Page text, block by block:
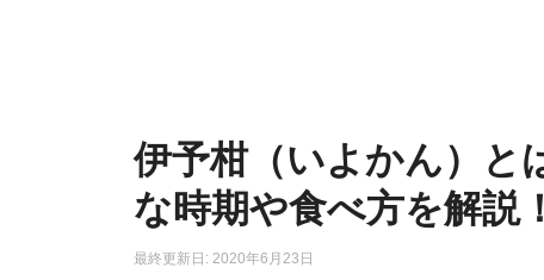
伊予柑（いよかん）と
な時期や食べ方を解説！
最終更新日: 2020年6月23日